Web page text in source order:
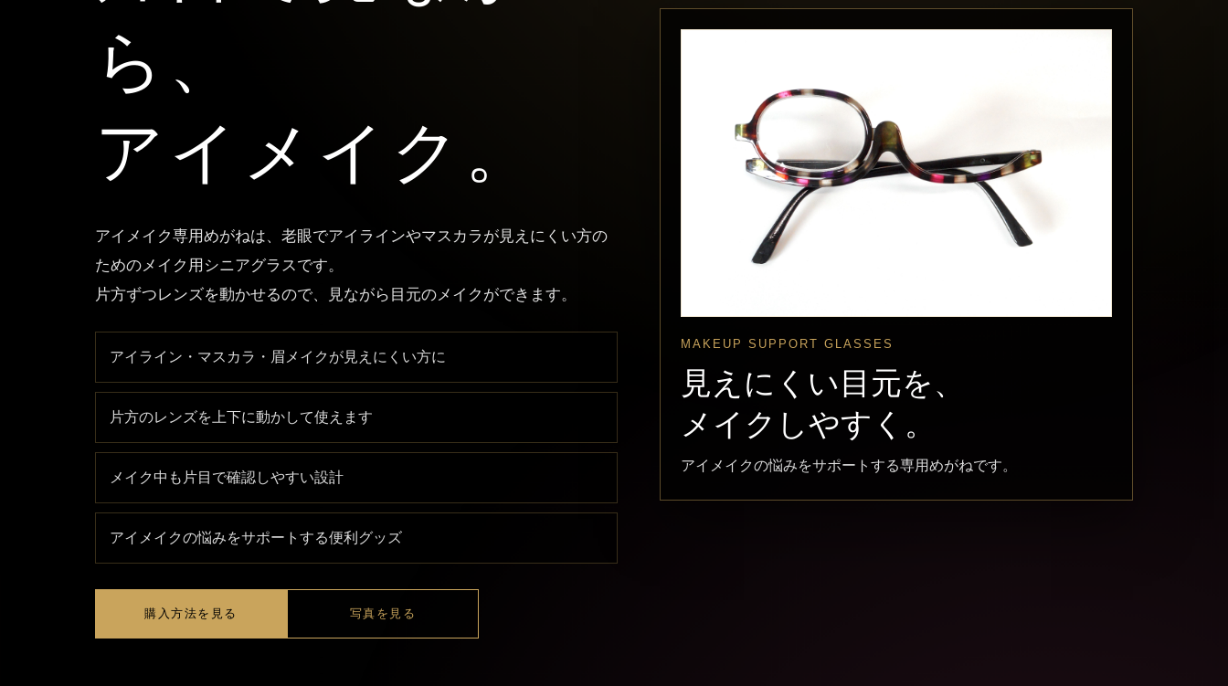
ら、
アイメイク。
アイメイク専用めがねは、老眼でアイラインやマスカラが見えにくい方の
ためのメイク用シニアグラスです。
片方ずつレンズを動かせるので、見ながら目元のメイクができます。
アイライン・マスカラ・眉メイクが見えにくい方に
片方のレンズを上下に動かして使えます
メイク中も片目で確認しやすい設計
アイメイクの悩みをサポートする便利グッズ
購入方法を見る 写真を見る
MAKEUP SUPPORT GLASSES
見えにくい目元を、
メイクしやすく。
アイメイクの悩みをサポートする専用めがねです。